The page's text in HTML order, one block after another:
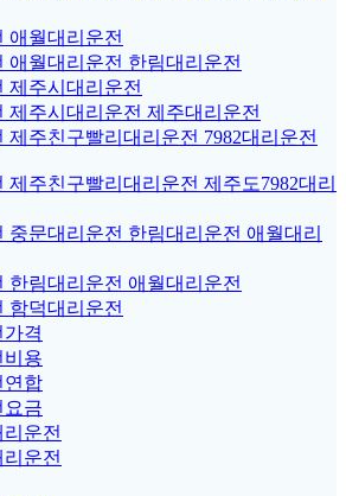
애월대리운전
애월대리운전 한림대리운전
제주시대리운전
제주시대리운전 제주대리운전
제주친구빨리대리운전 7982대리운전
제주친구빨리대리운전 제주도7982대리
중문대리운전 한림대리운전 애월대리
한림대리운전 애월대리운전
함덕대리운전
격
비용
연합
요금
운전
운전